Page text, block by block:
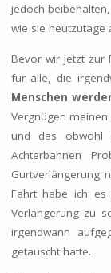
jedoch
wie sie heutzutage
Bevor wir jetzt zur
für alle, die
Menschen
Vergnügen
und das obwohl
Achterbahnen
Gurtverlängerung
Fahrt habe ich
Verlängerung zu
irgendwann
getauscht hatte.